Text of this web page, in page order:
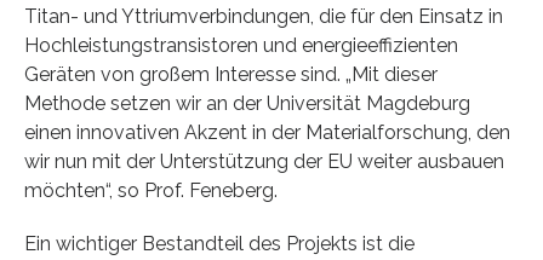
Titan- und Yttriumverbindungen, die für den Einsatz in
Hochleistungstransistoren und energieeffizienten
Geräten von großem Interesse sind. „Mit dieser
Methode setzen wir an der Universität Magdeburg
einen innovativen Akzent in der Materialforschung, den
wir nun mit der Unterstützung der EU weiter ausbauen
möchten“, so Prof. Feneberg.
Ein wichtiger Bestandteil des Projekts ist die